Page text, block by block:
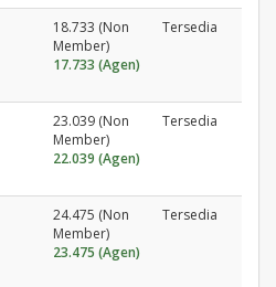
18.733 (Non
Member)
17.733 (Agen)
Tersedia
23.039 (Non
Member)
22.039 (Agen)
Tersedia
24.475 (Non
Member)
23.475 (Agen)
Tersedia